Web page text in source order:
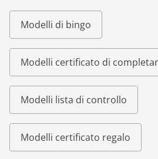
Modelli di bingo
Modelli certificato di
Modelli lista di controllo
Modelli certificato regalo